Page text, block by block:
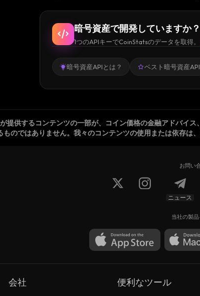
暗号資産で開発していますか？
1つのAPIキーでCoinStatsのデータを取得。
暗号資産APIとは？ ベスト暗号資産API
提供するコンテンツの一部が、コイン価格の金融アドバイ
ものではありません。我々のコンテンツの使用または依存は
お問い
ニュース
当社の製
会社 便利なツール